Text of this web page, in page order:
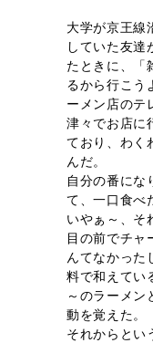
大学が京王線
していた友達
たときに、「
るから行こう
ーメン店のテ
津々でお店に
ており、わく
んだ。
自分の番にな
て、一口食べ
いやぁ～、そ
目の前でチャ
んてなかった
料で和えてい
～のラーメン
動を覚えた。
それからとい